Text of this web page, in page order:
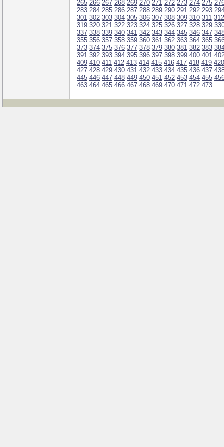
265 266 267 268 269 270 271 272 273 274 275
283 284 285 286 287 288 289 290 291 292 293
301 302 303 304 305 306 307 308 309 310 311 312
319 320 321 322 323 324 325 326 327 328 329
337 338 339 340 341 342 343 344 345 346 347
355 356 357 358 359 360 361 362 363 364 365
373 374 375 376 377 378 379 380 381 382 383
391 392 393 394 395 396 397 398 399 400 401
409 410 411 412 413 414 415 416 417 418 419 420
427 428 429 430 431 432 433 434 435 436 437
445 446 447 448 449 450 451 452 453 454 455
463 464 465 466 467 468 469 470 471 472 473